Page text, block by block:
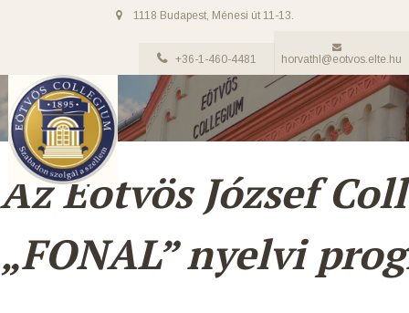
1118 Budapest, Ménesi út 11-13.
+36-1-460-4481 horvathl@eotvos.elte.hu
Az Eötvös József
„FONAL” nyelvi